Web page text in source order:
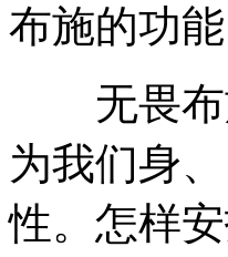
布施的功能
无畏布
为我们身
性。怎样